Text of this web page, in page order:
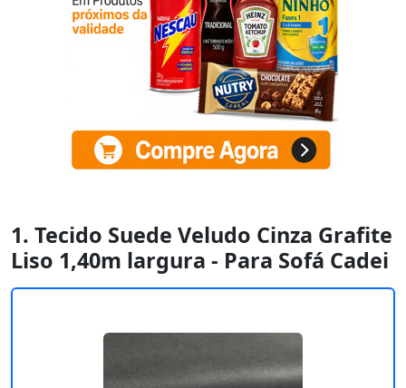
1. Tecido Suede Veludo Cinza Grafite
Liso 1,40m largura - Para Sofá Cadei